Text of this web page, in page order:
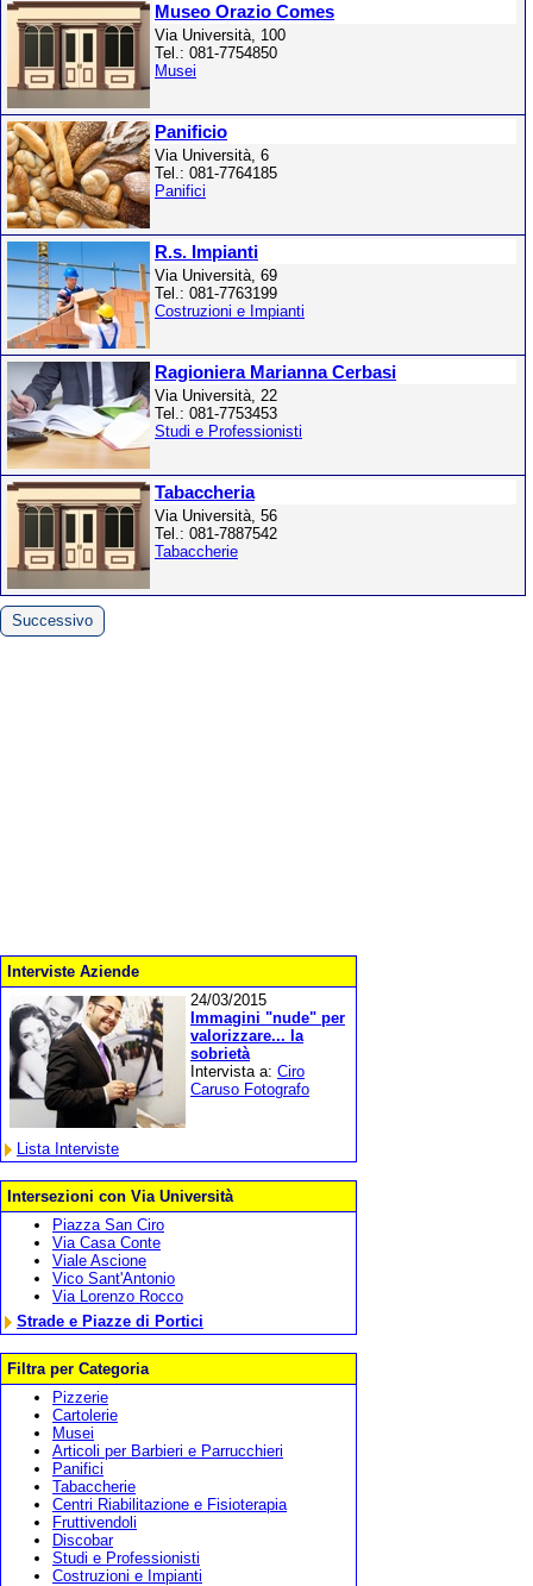
Museo Orazio Comes
Via Università, 100
Tel.: 081-7754850
Musei
Panificio
Via Università, 6
Tel.: 081-7764185
Panifici
R.s. Impianti
Via Università, 69
Tel.: 081-7763199
Costruzioni e Impianti
Ragioniera Marianna Cerbasi
Via Università, 22
Tel.: 081-7753453
Studi e Professionisti
Tabaccheria
Via Università, 56
Tel.: 081-7887542
Tabaccherie
Successivo
Interviste Aziende
24/03/2015
Immagini "nude" per
valorizzare... la
sobrietà
Intervista a: Ciro
Caruso Fotografo
Lista Interviste
Intersezioni con Via Università
Piazza San Ciro
Via Casa Conte
Viale Ascione
Vico Sant'Antonio
Via Lorenzo Rocco
Strade e Piazze di Portici
Filtra per Categoria
Pizzerie
Cartolerie
Musei
Articoli per Barbieri e Parrucchieri
Panifici
Tabaccherie
Centri Riabilitazione e Fisioterapia
Fruttivendoli
Discobar
Studi e Professionisti
Costruzioni e Impianti